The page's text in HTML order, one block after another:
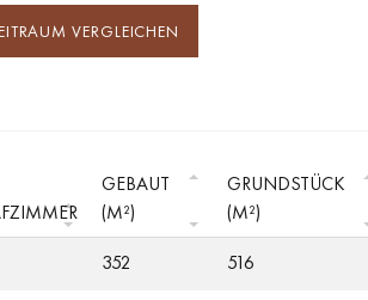
VERGLEICHEN
GEBAUT
(M²)
GRUNDSTÜCK
(M²)
352 516